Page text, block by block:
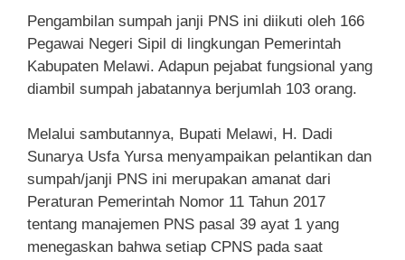
Pengambilan sumpah janji PNS ini diikuti oleh 166
Pegawai Negeri Sipil di lingkungan Pemerintah
Kabupaten Melawi. Adapun pejabat fungsional yang
diambil sumpah jabatannya berjumlah 103 orang.
Melalui sambutannya, Bupati Melawi, H. Dadi
Sunarya Usfa Yursa menyampaikan pelantikan dan
sumpah/janji PNS ini merupakan amanat dari
Peraturan Pemerintah Nomor 11 Tahun 2017
tentang manajemen PNS pasal 39 ayat 1 yang
menegaskan bahwa setiap CPNS pada saat